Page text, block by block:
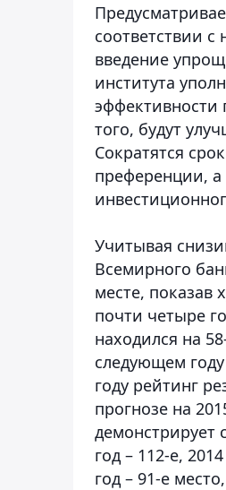
соответствии
введение
института
эффективности
того, будут
Сократятся
преференции,
Учитывая
Всемирного
месте, показав
почти четыре
находился на
следующем
году рейтинг
прогнозе на
демонстрирует
год – 112-е,
год – 91-е